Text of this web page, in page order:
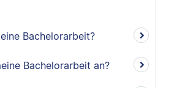
Bachelorarbeit?
Bachelorarbeit an?